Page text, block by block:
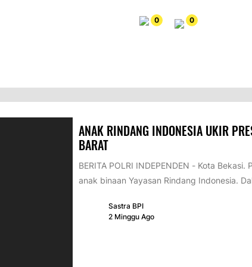
0 0
ANAK RINDANG INDONESIA UKIR
BARAT
BERITA POLRI INDEPENDEN - Kota
anak binaan Yayasan Rindang Indonesia.
Sastra BPI
2 Minggu Ago